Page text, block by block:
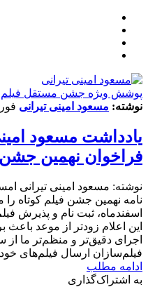
پوشش ویژه جشن مستقل فیلم
نوشته: مسعود امینی تیرانی فوریه
یادداشت مسعود
فراخوان نهمین
نوشته: مسعود امینی تیرانی
نامه نهمین جشن فیلم کوتاه را
اسفندماه، ثبت نام و پذیرش
این اعلام زودتر از موعد
اجرای دقیق‌تر و منظم‌تر ما
فیلم‌سازان ارسال فیلم‌های
ادامه مطلب
به اشتراک‌گذاری